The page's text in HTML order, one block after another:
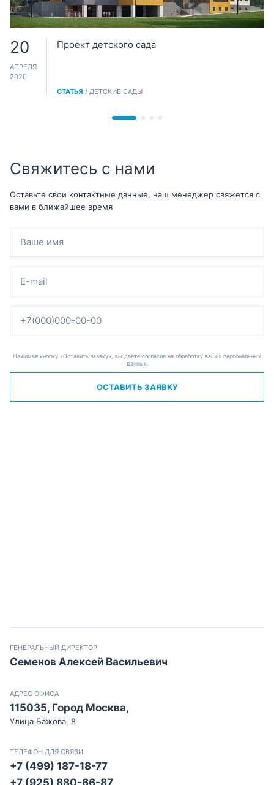
20
АПРЕЛЯ
2020
Проект детского сада
СТАТЬЯ / ДЕТСКИЕ САДЫ
Свяжитесь с нами
Оставьте свои контактные данные, наш менеджер свяжется с
вами в ближайшее время
Нажимая кнопку «Оставить заявку», вы даёте согласие на обработку ваших персональных
данных.
ОСТАВИТЬ ЗАЯВКУ
ГЕНЕРАЛЬНЫЙ ДИРЕКТОР
Семенов Алексей Васильевич
АДРЕС ОФИСА
115035, Город Москва,
Улица Бажова, 8
ТЕЛЕФОН ДЛЯ СВЯЗИ
+7 (499) 187-18-77
+7 (925) 880-66-87